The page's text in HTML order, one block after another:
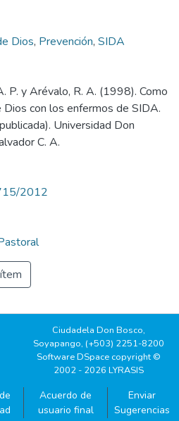
Dios, Prevención, SIDA
P. y Arévalo, R. A. (1998). Como
con los enfermos de SIDA.
Universidad Don
C. A.
2012
Ciudadela Don Bosco,
Soyapango, (+503) 2251-8200
Software DSpace copyright ©
2002 - 2026 LYRASIS
Acuerdo de
usuario final
Enviar
Sugerencias